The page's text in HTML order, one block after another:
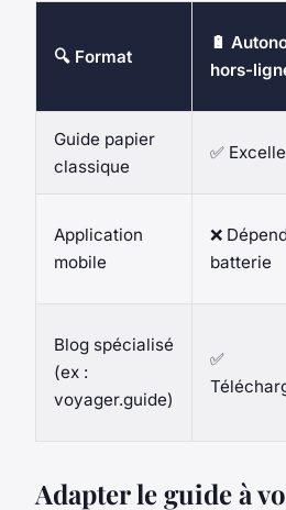
🔍 Format
🔋
hors-
Guide papier
classique
✅
Application
mobile
❌
batterie
Blog spécialisé
(ex :
voyager.guide)
✅
Adapter le guide à